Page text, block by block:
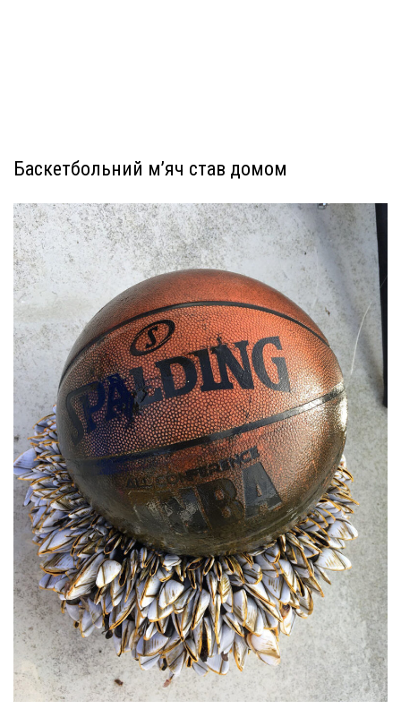
Баскетбольний м’яч став домом